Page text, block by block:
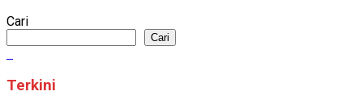
Cari
Cari
Terkini